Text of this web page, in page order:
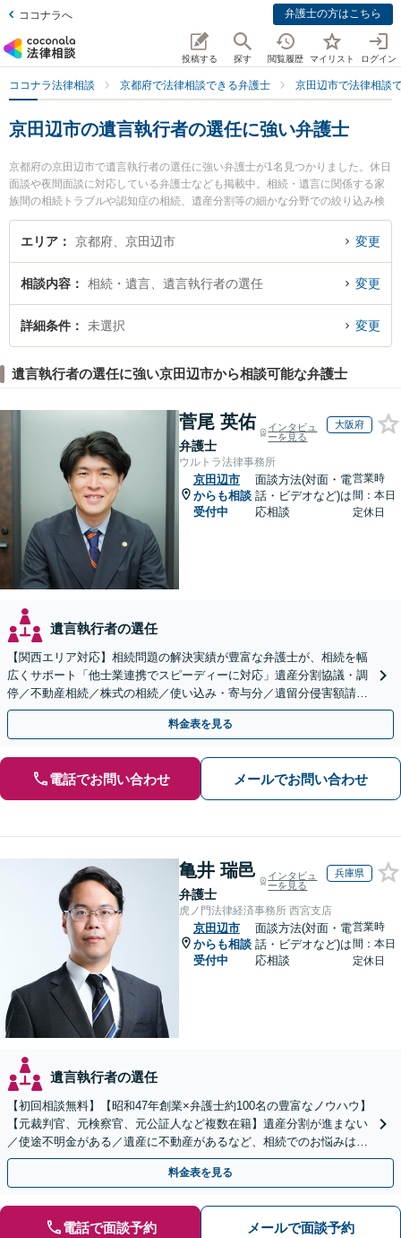
ココナラへ 弁護士の方はこちら
投稿する 探す 閲覧履歴 マイリスト ログイン
ココナラ法律相談 京都府で法律相談できる弁護士 京田辺市で法律相談
京田辺市の遺言執行者の選任に強い弁護士
京都府の京田辺市で遺言執行者の選任に強い弁護士が1名見つかりました。休日
面談や夜間面談に対応している弁護士なども掲載中。相続・遺言に関係する家
族間の相続トラブルや認知症の相続、遺産分割等の細かな分野での絞り込み検
索もでき便利です。特に弁護士法人みそら総合の細川 治弁護士のプロフィール
情報や弁護士費用、強みなどが注目されています。『京田辺市で土日や夜間に
相談無料で遺言執行者の選任を法律相談できる京田辺市内の弁護士に相談予約
したい』などでお困りの相談者さんにおすすめです。
エリア 京都府、京田辺市 変更
相談内容 相続・遺言、遺言執行者の選任 変更
詳細条件 未選択 変更
遺言執行者の選任に強い京田辺市から相談可能な弁護士
菅尾 英佑
弁護士
インタビュ
ーを見る
大阪府
ウルトラ法律事務所
京田辺市
からも相談
受付中
面談方法(対面・電
話・ビデオなど)は
応相談
営業時
間：本日
定休日
遺言執行者の選任
【関西エリア対応】相続問題の解決実績が豊富な弁護士が、相続を幅
広くサポート「他士業連携でスピーディーに対応」遺産分割協議・調
停／不動産相続／株式の相続／使い込み・寄与分／遺留分侵害額請求
／相続放棄（借金の相続）／遺言書作成
料金表を見る
電話でお問い合わせ メールでお問い合わせ
亀井 瑞邑
弁護士
インタビュ
ーを見る
兵庫県
虎ノ門法律経済事務所 西宮支店
京田辺市
からも相談
受付中
面談方法(対面・電
話・ビデオなど)は
応相談
営業時
間：本日
定休日
遺言執行者の選任
【初回相談無料】【昭和47年創業×弁護士約100名の豊富なノウハウ】
【元裁判官、元検察官、元公証人など複数在籍】遺産分割が進まない
／使途不明金がある／遺産に不動産があるなど、相続でのお悩みはご
相談ください【他士業連携で登記・税も対応】
料金表を見る
電話で面談予約 メールで面談予約